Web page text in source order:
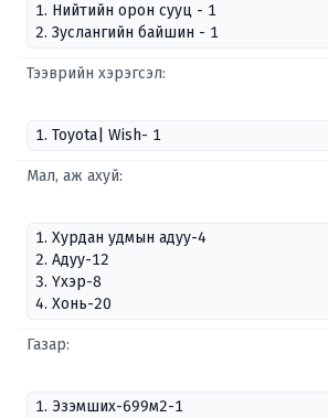
1. Нийтийн орон сууц - 1
2. Зуслангийн байшин - 1
Тээврийн хэрэгсэл:
1. Toyota| Wish- 1
Мал, аж ахуй:
1. Хурдан удмын адуу-4
2. Адуу-12
3. Үхэр-8
4. Хонь-20
Газар:
1. Эзэмших-699м2-1